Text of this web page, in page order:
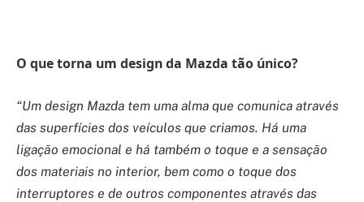
O que torna um design da Mazda tão único?
“Um design Mazda tem uma alma que comunica através
das superfícies dos veículos que criamos. Há uma
ligação emocional e há também o toque e a sensação
dos materiais no interior, bem como o toque dos
interruptores e de outros componentes através das